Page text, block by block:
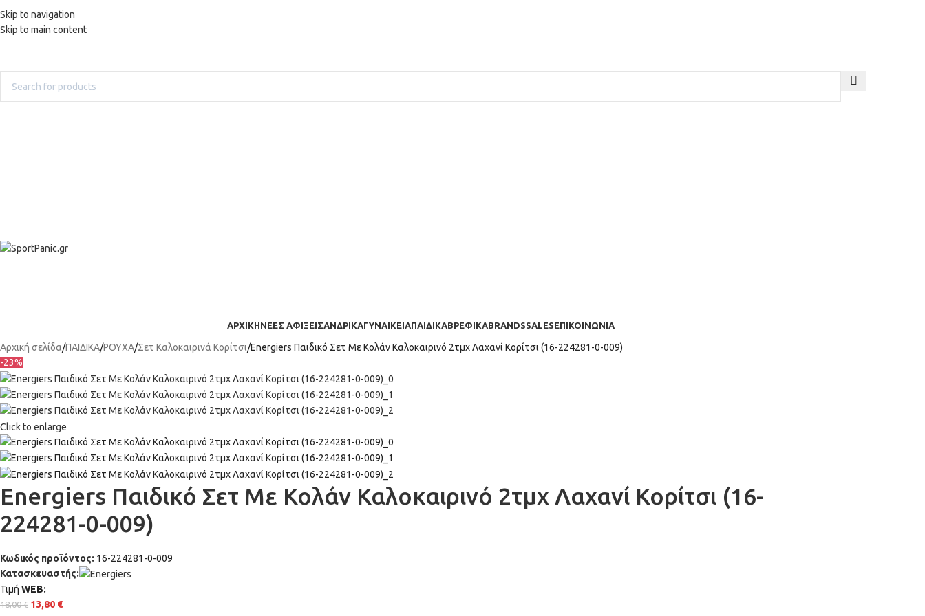
Skip to navigation
Skip to main content
+302242307390
Καταστήματα - Επικοινωνία
ΑΡΧΙΚΉΝΕΕΣ ΑΦΙΞΕΙΣAΝΔΡΙΚΑΓΥΝΑΙΚΕΙΑΠΑΙΔΙΚΑΒΡΕΦΙΚΑBRANDSSALESΕΠΙΚΟΙΝΩΝΙΑ
Αρχική σελίδα ΠΑΙΔΙΚΑ ΡΟΥΧΑ Σετ Καλοκαιρινά Κορίτσι Energiers Παιδικό Σετ Με Κολάν Καλοκαιρινό 2τμχ Λαχανί Κορίτσι (16-224281-0-009)
-23%
Click to enlarge
Energiers Παιδικό Σετ Με Κολάν Καλοκαιρινό 2τμχ Λαχανί Κορίτσι (16-
224281-0-009)
Κωδικός προϊόντος: 16-224281-0-009
Κατασκευαστής:
Τιμή WΕΒ:
18,00€ 13,80 €